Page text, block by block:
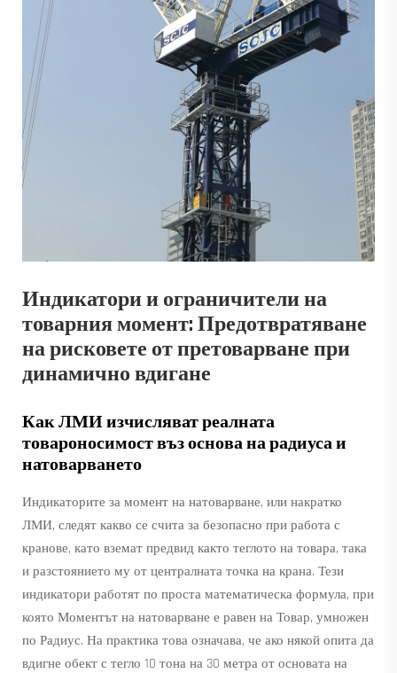
Индикатори и ограничители на
товарния момент: Предотвратяване
на рисковете от претоварване при
динамично вдигане
Как ЛМИ изчисляват реалната
товароносимост въз основа на радиуса и
натоварването
Индикаторите за момент на натоварване, или накратко
ЛМИ, следят какво се счита за безопасно при работа с
кранове, като вземат предвид както теглото на товара, така
и разстоянието му от централната точка на крана. Тези
индикатори работят по проста математическа формула, при
която Моментът на натоварване е равен на Товар, умножен
по Радиус. На практика това означава, че ако някой опита да
вдигне обект с тегло 10 тона на 30 метра от основата на